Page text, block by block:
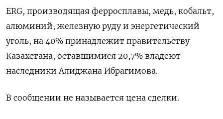
ERG, производящая ферросплавы, медь, ​кобальт,
алюминий, железную ‌руду и энергетический
уголь, ​на 40% принадлежит правительству
‌Казахстана, оставшимися 20,7% владеют
наследники Алиджана Ибрагимова.
В сообщении ​не называется ​цена ‌сделки.